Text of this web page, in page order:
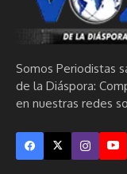
Somos Periodistas
de la Diáspora:
en nuestras redes